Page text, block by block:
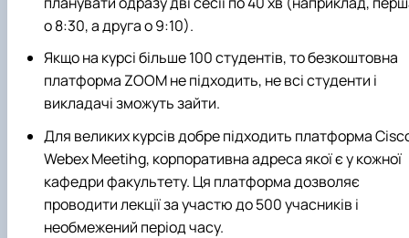
о 8:30, а друга о 9:10).
Якщо на курсі більше 100 студентів, то безкоштовна
платформа ZOOM не підходить, не всі студенти і
викладачі зможуть зайти.
Для великих курсів добре підходить платформа
Webex Meetihg, корпоративна адреса якої є у кожної
кафедри факультету. Ця платформа дозволяє
проводити лекції за участю до 500 учасників і
необмежений період часу.